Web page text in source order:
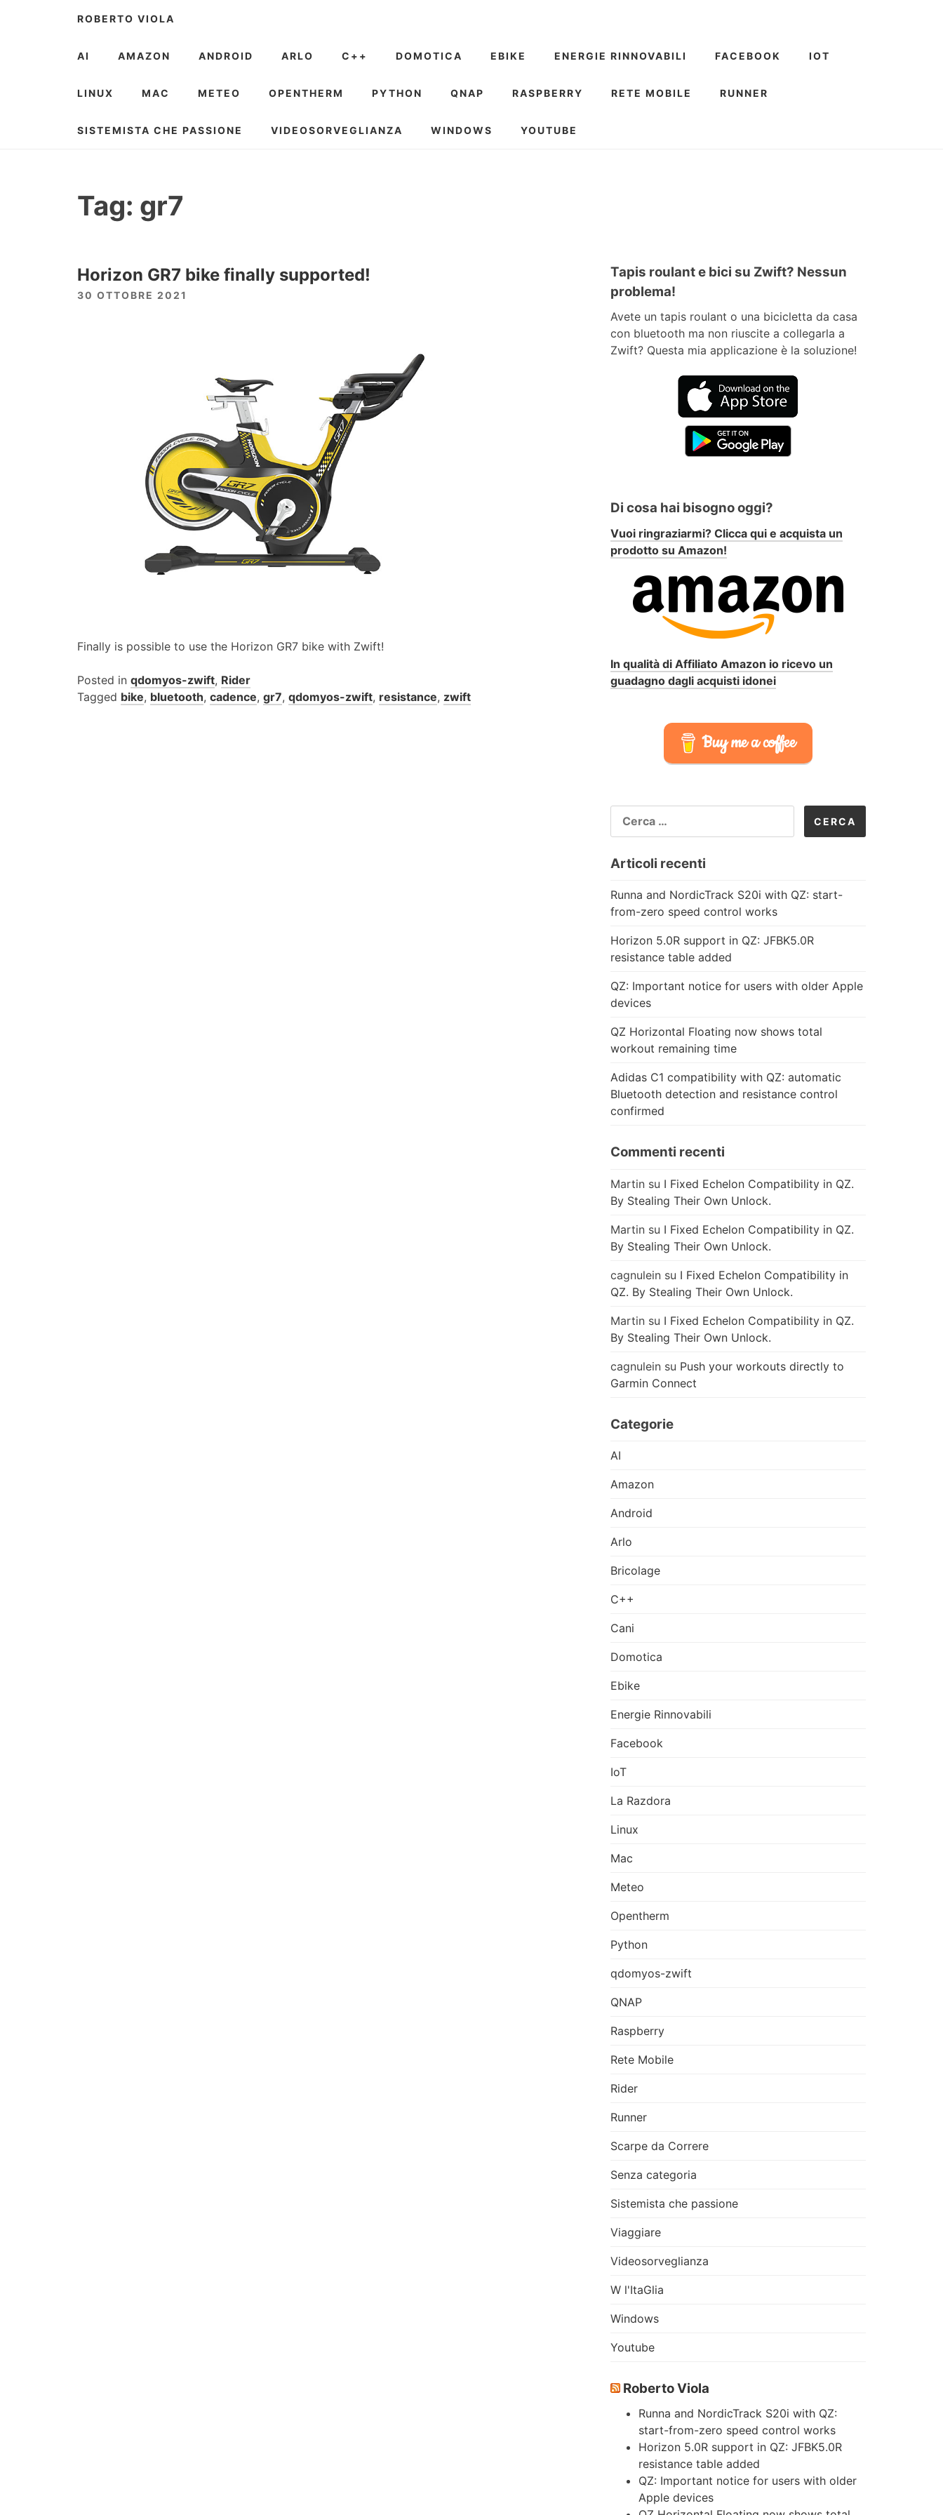
ROBERTO VIOLA
AI AMAZON ANDROID ARLO C++ DOMOTICA EBIKE ENERGIE RINNOVABILI FACEBOOK IOT
LINUX MAC METEO OPENTHERM PYTHON QNAP RASPBERRY RETE MOBILE RUNNER
SISTEMISTA CHE PASSIONE VIDEOSORVEGLIANZA WINDOWS YOUTUBE
Tag: gr7
Horizon GR7 bike finally supported!
30 OTTOBRE 2021
Finally is possible to use the Horizon GR7 bike with Zwift!
Posted in qdomyos-zwift, Rider
Tagged bike, bluetooth, cadence, gr7, qdomyos-zwift, resistance, zwift
Tapis roulant e bici su Zwift? Nessun
problema!
Avete un tapis roulant o una bicicletta da casa
con bluetooth ma non riuscite a collegarla a
Zwift? Questa mia applicazione è la soluzione!
Di cosa hai bisogno oggi?
Vuoi ringraziarmi? Clicca qui e acquista un
prodotto su Amazon!
In qualità di Affiliato Amazon io ricevo un
guadagno dagli acquisti idonei
Buy me a coffee
PER:
Articoli recenti
Runna and NordicTrack S20i with QZ: start-
from-zero speed control works
Horizon 5.0R support in QZ: JFBK5.0R
resistance table added
QZ: Important notice for users with older Apple
devices
QZ Horizontal Floating now shows total
workout remaining time
Adidas C1 compatibility with QZ: automatic
Bluetooth detection and resistance control
confirmed
Commenti recenti
Martin su I Fixed Echelon Compatibility in QZ.
By Stealing Their Own Unlock.
Martin su I Fixed Echelon Compatibility in QZ.
By Stealing Their Own Unlock.
cagnulein su I Fixed Echelon Compatibility in
QZ. By Stealing Their Own Unlock.
Martin su I Fixed Echelon Compatibility in QZ.
By Stealing Their Own Unlock.
cagnulein su Push your workouts directly to
Garmin Connect
Categorie
AI
Amazon
Android
Arlo
Bricolage
C++
Cani
Domotica
Ebike
Energie Rinnovabili
Facebook
IoT
La Razdora
Linux
Mac
Meteo
Opentherm
Python
qdomyos-zwift
QNAP
Raspberry
Rete Mobile
Rider
Runner
Scarpe da Correre
Senza categoria
Sistemista che passione
Viaggiare
Videosorveglianza
W l'ItaGlia
Windows
Youtube
Roberto Viola
Runna and NordicTrack S20i with QZ:
start-from-zero speed control works
Horizon 5.0R support in QZ: JFBK5.0R
resistance table added
QZ: Important notice for users with older
Apple devices